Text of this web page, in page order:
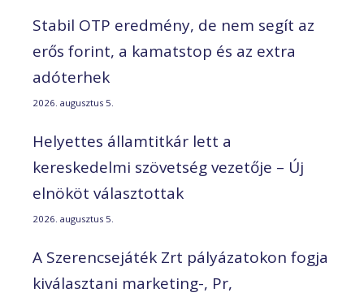
Stabil OTP eredmény, de nem segít az
erős forint, a kamatstop és az extra
adóterhek
2026. augusztus 5.
Helyettes államtitkár lett a
kereskedelmi szövetség vezetője – Új
elnököt választottak
2026. augusztus 5.
A Szerencsejáték Zrt pályázatokon fogja
kiválasztani marketing-, Pr,